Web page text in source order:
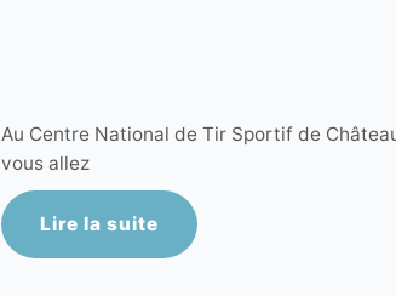
Au Centre National de Tir Sportif de
vous allez
Lire la suite